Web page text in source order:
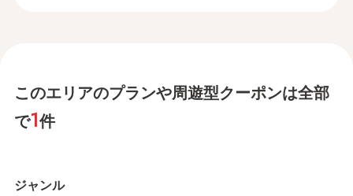
このエリアのプランや周遊型クーポンは全部
で1件
ジャンル